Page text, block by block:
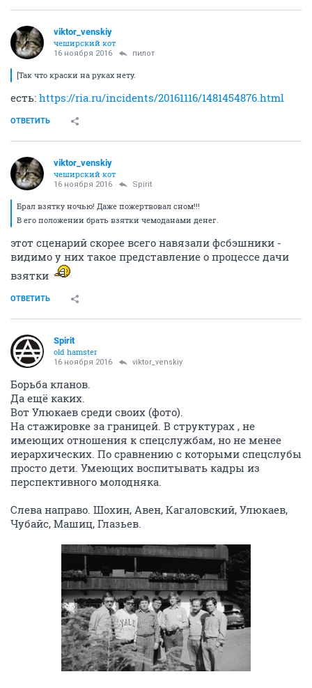
viktor_venskiy
чеширский кот
16 ноября 2016 пилот
[Так что краски на руках нету.
есть: https://ria.ru/incidents/20161116/1481454876.html
ОТВЕТИТЬ
viktor_venskiy
чеширский кот
16 ноября 2016 Spirit
Брал взятку ночью! Даже пожертвовал сном!!!
В его положении брать взятки чемоданами денег.
этот сценарий скорее всего навязали фсбэшники -
видимо у них такое представление о процессе дачи
взятки
ОТВЕТИТЬ
Spirit
old hamster
16 ноября 2016 viktor_venskiy
Борьба кланов.
Да ещё каких.
Вот Улюкаев среди своих (фото).
На стажировке за границей. В структурах , не
имеющих отношения к спецслужбам, но не менее
иерархических. По сравнению с которыми спецслубы
просто дети. Умеющих воспитывать кадры из
перспективного молодняка.
Слева направо. Шохин, Авен, Кагаловский, Улюкаев,
Чубайс, Машиц, Глазьев.